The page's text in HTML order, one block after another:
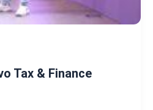
Tax & Finance